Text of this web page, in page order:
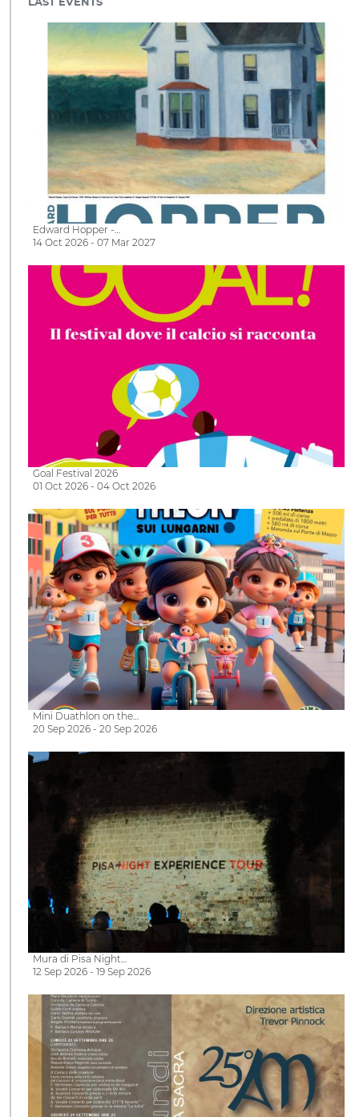
LAST EVENTS
Edward Hopper -…
14 Oct 2026 - 07 Mar 2027
Goal Festival 2026
01 Oct 2026 - 04 Oct 2026
Mini Duathlon on the…
20 Sep 2026 - 20 Sep 2026
Mura di Pisa Night…
12 Sep 2026 - 19 Sep 2026